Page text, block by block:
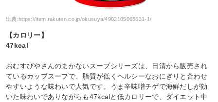
出典:https://item.rakuten.co.jp/okusuya/4902105065631-1/
【カロリー】
47kcal
おむすびやさんのまかないスープシリーズは、日清から販売され
ているカップスープで、脂質が低くヘルシーなおにぎりと合わせ
やすいような味わいで人気です。うま辛味噌チゲで海鮮だしが効
いた味わいでありながらも47kcalと低カロリーで、ダイエット中